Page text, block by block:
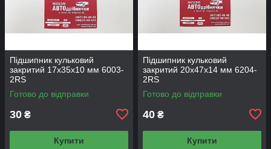
Підшипник кульковий
закритий 17х35х10 мм 6003-
2RS
Готово до відправки
30 ₴
Купити
Підшипник кульковий
закритий 20х47х14 мм 6204-
2RS
Готово до відправки
40 ₴
Купити